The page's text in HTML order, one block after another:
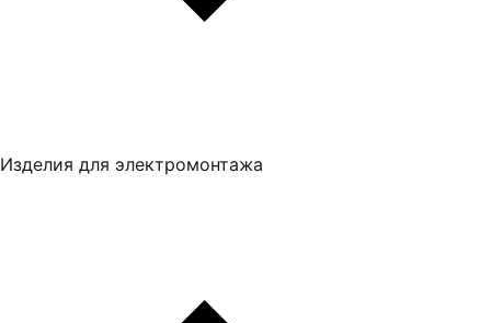
Изделия для электромонтажа